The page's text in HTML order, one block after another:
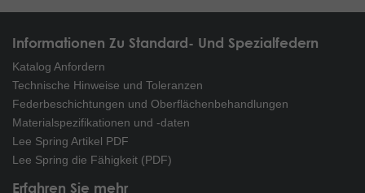
Informationen Zu Standard- Und Spezialfedern
Katalog Anfordern
Technische Hinweise und Toleranzen
Federbeschichtungen und Oberflächenbehandlungen
Materialspezifikationen und -daten
Lee Spring Artikel PDF
Lee Spring die Fähigkeit (PDF)
Erfahren Sie mehr